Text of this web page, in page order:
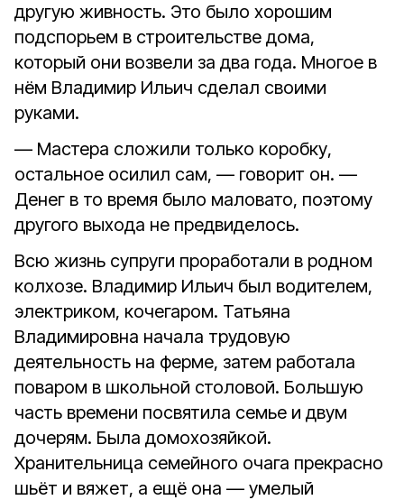
другую живность. Это было хорошим
подспорьем в строительстве дома,
который они возвели за два года. Многое в
нём Владимир Ильич сделал своими
руками.
— Мастера сложили только коробку,
остальное осилил сам, — говорит он. —
Денег в то время было маловато, поэтому
другого выхода не предвиделось.
Всю жизнь супруги проработали в родном
колхозе. Владимир Ильич был водителем,
электриком, кочегаром. Татьяна
Владимировна начала трудовую
деятельность на ферме, затем работала
поваром в школьной столовой. Большую
часть времени посвятила семье и двум
дочерям. Была домохозяйкой.
Хранительница семейного очага прекрасно
шьёт и вяжет, а ещё она — умелый